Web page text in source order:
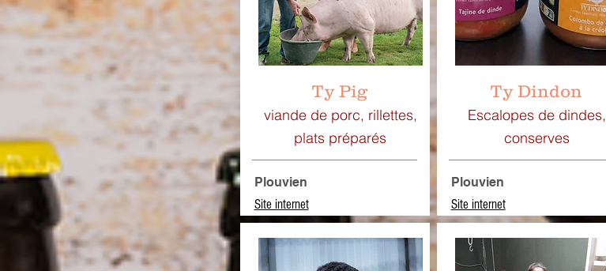
Ty Pig
viande de porc, rillettes,
plats préparés
Plouvien
Site internet
Ty Dindon
Escalopes de dindes,
conserves
Plouvien
Site internet